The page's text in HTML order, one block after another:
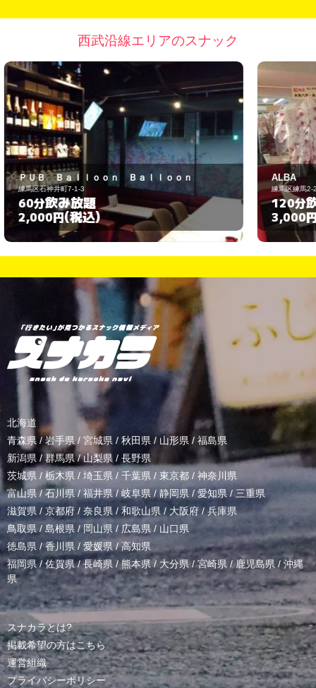
西武沿線エリアのスナック
ALBA
練馬区練馬2-2-8
120分飲み放題
3,000円(税込)
北海道
青森県 / 岩手県/ 宮城県 / 秋田県 / 山形県/ 福島県
新潟県 /群馬県/山梨県 / 長野県
茨城県 / 栃木県 / 埼玉県 / 千葉県 / 東京都 / 神奈川県
富山県 /石川県/福井県/岐阜県 / 静岡県 / 愛知県 / 三重県
滋賀県 / 京都府 / 奈良県 / 和歌山県/ 大阪府 /兵庫県
鳥取県/ 島根県 /岡山県/ 広島県 / 山口県
徳島県 /香川県 / 愛媛県/高知県
福岡県/佐賀県/長崎県 /熊本県/ 大分県/宮崎県 /鹿児島県 / 沖縄
県
スナカラとは?
掲載希望の方はこちら
運営組織
プライバシーポリシー